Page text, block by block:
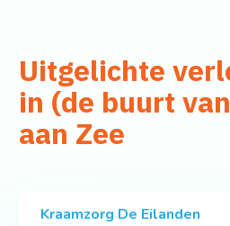
Uitgelichte
in (de buurt
aan Zee
Kraamzorg De Eilanden